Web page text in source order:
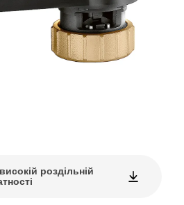
роздільній